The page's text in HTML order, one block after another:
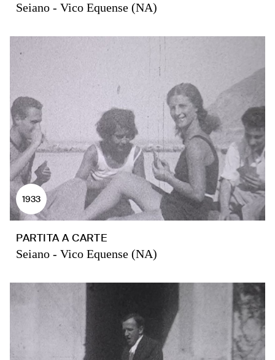
Seiano - Vico Equense (NA)
1933
PARTITA A CARTE
Seiano - Vico Equense (NA)